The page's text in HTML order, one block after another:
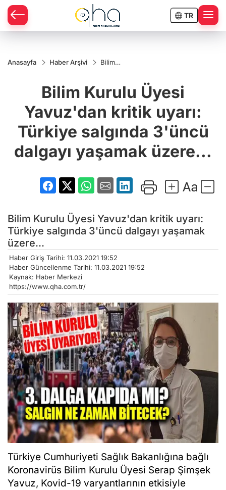
TR
Anasayfa Haber Arşivi
Bilim
Yavuz'dan
kritik
Türkiye
salgında
3'üncü
dalgayı
yaşamak
üzere...
Bilim Kurulu Üyesi
Yavuz'dan kritik uyarı:
Türkiye salgında 3'üncü
dalgayı yaşamak üzere...
Bilim Kurulu Üyesi Yavuz'dan kritik uyarı:
Türkiye salgında 3'üncü dalgayı yaşamak
üzere...
Haber Giriş Tarihi: 11.03.2021 19:52
Haber Güncellenme Tarihi: 11.03.2021 19:52
Kaynak: Haber Merkezi
https://www.qha.com.tr/
Türkiye Cumhuriyeti Sağlık Bakanlığına bağlı
Koronavirüs Bilim Kurulu Üyesi Serap Şimşek
Yavuz, Kovid-19 varyantlarının etkisiyle